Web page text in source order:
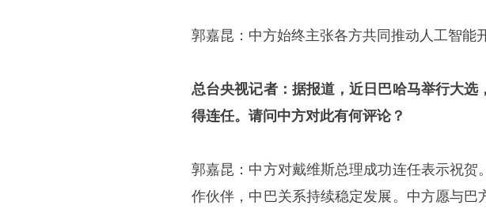
郭嘉昆：中方始终主张各方共同推动人工智能
总台央视记者：据报道，近日巴哈马举行大
得连任。请问中方对此有何评论？
郭嘉昆：中方对戴维斯总理成功连任表示祝
作伙伴，中巴关系持续稳定发展。中方愿与